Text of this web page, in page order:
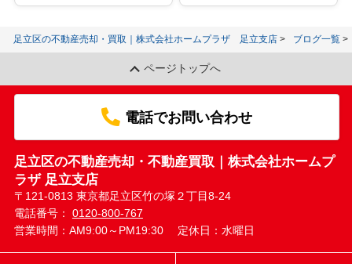
足立区の不動産売却・買取｜株式会社ホームプラザ 足立支店 ブログ一覧
ページトップへ
電話でお問い合わせ
足立区の不動産売却・不動産買取｜株式会社ホームプ
ラザ 足立支店
〒121-0813 東京都足立区竹の塚２丁目8-24
電話番号： 0120-800-767
営業時間：AM9:00～PM19:30
定休日：水曜日